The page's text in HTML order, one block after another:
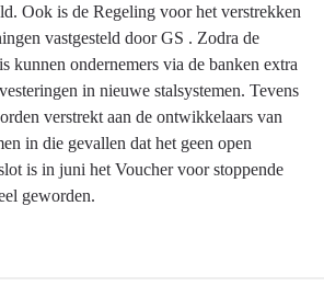
Ook is de Regeling voor het verstrekken
vastgesteld door GS . Zodra de
kunnen ondernemers via de banken extra
in nieuwe stalsystemen. Tevens
verstrekt aan de ontwikkelaars van
in die gevallen dat het geen open
is in juni het Voucher voor stoppende
geworden.